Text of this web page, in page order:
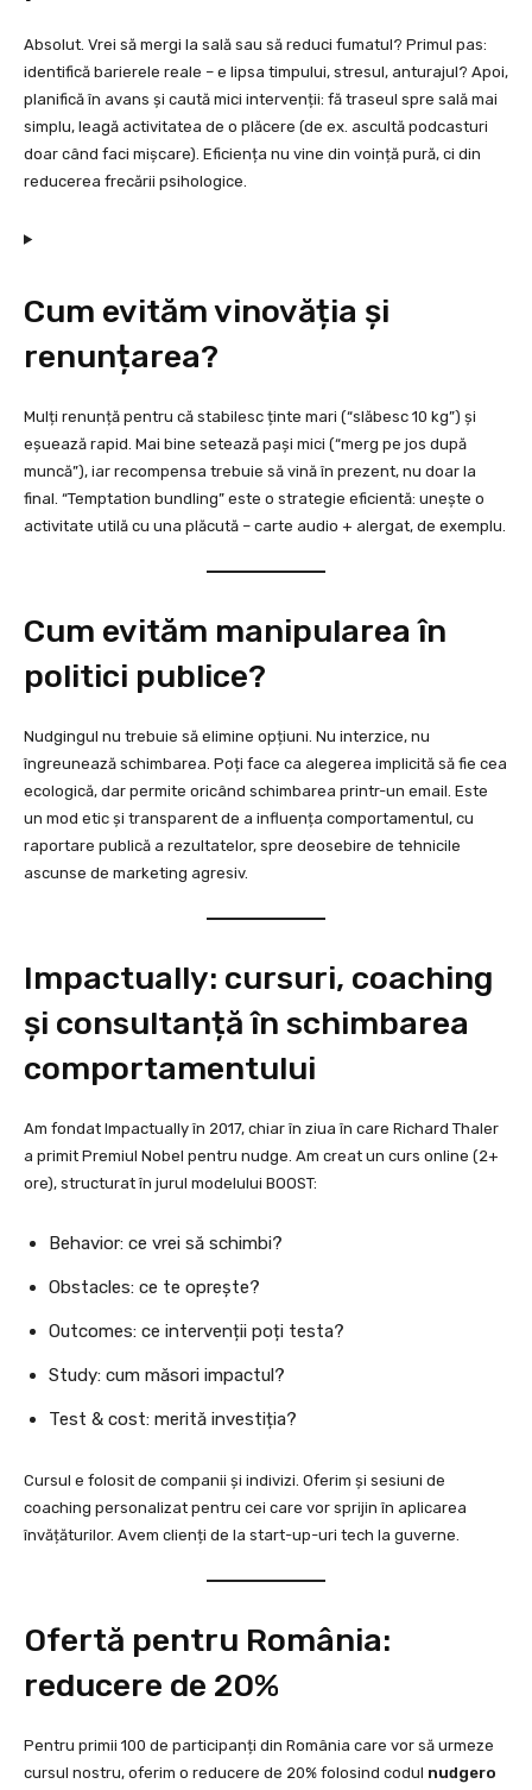
Absolut. Vrei să mergi la sală sau să reduci fumatul? Primul pas:
identifică barierele reale – e lipsa timpului, stresul, anturajul? Apoi,
planifică în avans și caută mici intervenții: fă traseul spre sală mai
simplu, leagă activitatea de o plăcere (de ex. ascultă podcasturi
doar când faci mișcare). Eficiența nu vine din voință pură, ci din
reducerea frecării psihologice.
Cum evităm vinovăția și
renunțarea?
Mulți renunță pentru că stabilesc ținte mari (“slăbesc 10 kg”) și
eșuează rapid. Mai bine setează pași mici (“merg pe jos după
muncă”), iar recompensa trebuie să vină în prezent, nu doar la
final. “Temptation bundling” este o strategie eficientă: unește o
activitate utilă cu una plăcută – carte audio + alergat, de exemplu.
Cum evităm manipularea în
politici publice?
Nudgingul nu trebuie să elimine opțiuni. Nu interzice, nu
îngreunează schimbarea. Poți face ca alegerea implicită să fie cea
ecologică, dar permite oricând schimbarea printr-un email. Este
un mod etic și transparent de a influența comportamentul, cu
raportare publică a rezultatelor, spre deosebire de tehnicile
ascunse de marketing agresiv.
Impactually: cursuri, coaching
și consultanță în schimbarea
comportamentului
Am fondat Impactually în 2017, chiar în ziua în care Richard Thaler
a primit Premiul Nobel pentru nudge. Am creat un curs online (2+
ore), structurat în jurul modelului BOOST:
Behavior: ce vrei să schimbi?
Obstacles: ce te oprește?
Outcomes: ce intervenții poți testa?
Study: cum măsori impactul?
Test & cost: merită investiția?
Cursul e folosit de companii și indivizi. Oferim și sesiuni de
coaching personalizat pentru cei care vor sprijin în aplicarea
învățăturilor. Avem clienți de la start-up-uri tech la guverne.
Ofertă pentru România:
reducere de 20%
Pentru primii 100 de participanți din România care vor să urmeze
cursul nostru, oferim o reducere de 20% folosind codul nudgero